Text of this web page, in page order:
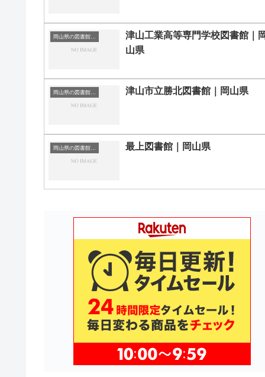
岡山県の図書館｜勉強できる場所
津山工業高等専門学校図書館｜
山県
岡山県の図書館｜勉強できる場所 津山市立勝北図書館｜岡山県
最上図書館｜岡山県